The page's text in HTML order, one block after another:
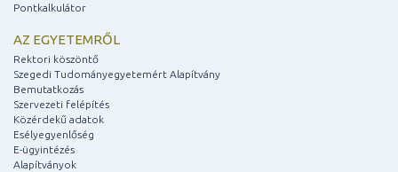
Pontkalkulátor
AZ EGYETEMRŐL
Rektori köszöntő
Szegedi Tudományegyetemért Alapítvány
Bemutatkozás
Szervezeti felépítés
Közérdekű adatok
Esélyegyenlőség
E-ügyintézés
Alapítványok